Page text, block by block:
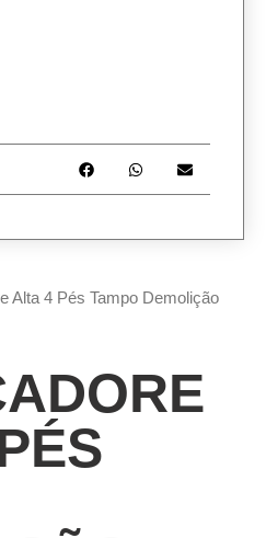
Alta 4 Pés Tampo Demolição